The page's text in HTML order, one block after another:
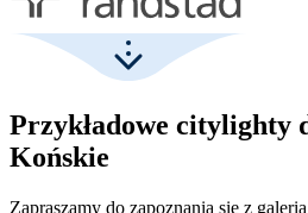
Przykładowe citylighty
Końskie
Zapraszamy do zapoznania się z